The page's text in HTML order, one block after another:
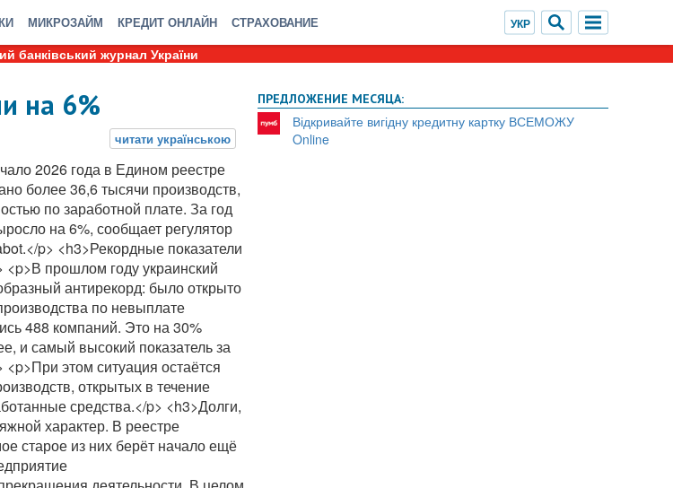
МИКРОЗАЙМ КРЕДИТ ОНЛАЙН СТРАХОВАНИЕ
банківський журнал України
на 6%
2026 года в Едином реестре
более 36,6 тысячи производств,
по заработной плате. За год
на 6%, сообщает регулятор
p> <h3>Рекордные показатели
<p>В прошлом году украинский
антирекорд: было открыто
по невыплате
488 компаний. Это на 30%
и самый высокий показатель за
<p>При этом ситуация остаётся
открытых в течение
средства.</p> <h3>Долги,
характер. В реестре
старое из них берёт начало ещё
ПРЕДЛОЖЕНИЕ МЕСЯЦА:
Відкривайте вигідну кредитну картку ВСЕМОЖУ
Online